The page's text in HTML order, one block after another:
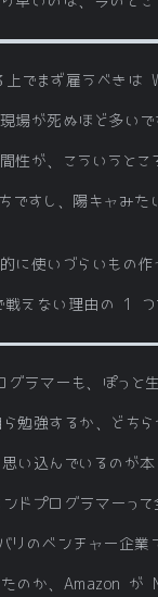
でまず雇うべきは
場が死ぬほど多い
性が、こういうとこ
ですし、陽キャみ
に使いづらいもの
えない理由の 1 つ
ラマーも、ぽっと
勉強するか、どちら
い込んでいるのが本
ドプログラマーっ
リのベンチャー企業
たのか、Amazon